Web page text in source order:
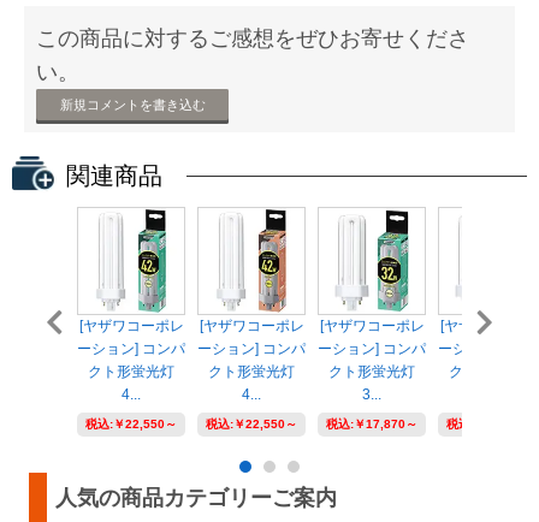
この商品に対するご感想をぜひお寄せくださ
い。
新規コメントを書き込む
関連商品
[ヤザワコーポレ
ーション] コンパ
クト形蛍光灯
4...
税込:￥22,550～
[ヤザワコーポレ
ーション] コンパ
クト形蛍光灯
4...
税込:￥22,550～
[ヤザワコーポレ
ーション] コンパ
クト形蛍光灯
3...
税込:￥17,870～
[ヤザワコーポ
ーション] コン
クト形蛍光灯
税込:
人気の商品カテゴリーご案内